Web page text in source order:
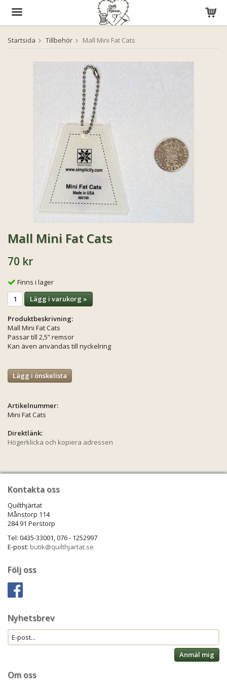
Startsida Tillbehör Mall Mini Fat Cats
Mall Mini Fat Cats
70 kr
Finns i lager
Lägg i varukorg »
Produktbeskrivning:
Mall Mini Fat Cats
Passar till 2,5” remsor
Kan även användas till nyckelring
Lägg i önskelista
Artikelnummer:
Mini Fat Cats
Direktlänk:
Högerklicka och kopiera adressen
Kontakta oss
Quilthjärtat
Månstorp 114
284 91 Perstorp
Tel: 0435-33001, 076 - 1252997
E-post: butik@quilthjartat.se
Följ oss
Nyhetsbrev
Anmäl mig
Om oss